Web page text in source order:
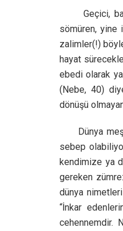
Geçici, basit,
sömüren, yine
zalimler(!)
hayat
ebedi olarak
(Nebe, 40)
dönüşü
Dünya
sebep
kendimize ya
gereken
dünya
“İnkar
cehennemdir.